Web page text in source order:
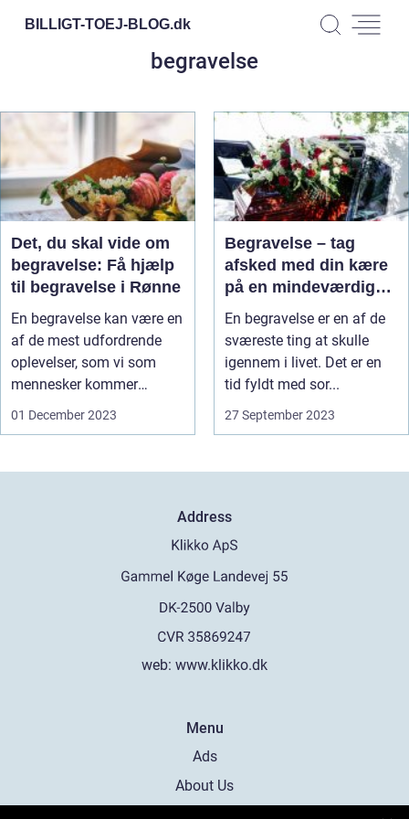
BILLIGT-TOEJ-BLOG.dk
begravelse
Det, du skal vide om
begravelse: Få hjælp
til begravelse i Rønne
En begravelse kan være en
af de mest udfordrende
oplevelser, som vi som
mennesker kommer
igennem. De...
01 December 2023
Begravelse – tag
afsked med din kære
på en mindeværdig
måde
En begravelse er en af de
sværeste ting at skulle
igennem i livet. Det er en
tid fyldt med sor...
27 September 2023
Address
web: www.klikko.dk
Menu
Ads
About Us